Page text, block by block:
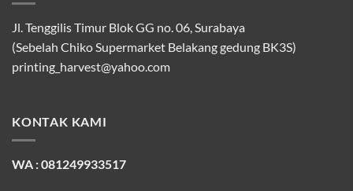
Jl. Tenggilis Timur Blok GG no. 06, Surabaya
(Sebelah Chiko Supermarket Belakang gedung BK3S)
printing_harvest@yahoo.com
KONTAK KAMI
WA : 081249933517